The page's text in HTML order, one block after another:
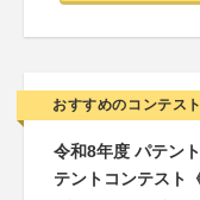
おすすめのコンテスト
令和8年度 パテン
テントコンテスト